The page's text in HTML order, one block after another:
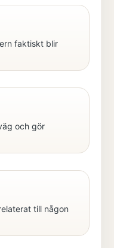
faktiskt blir
och gör
till någon